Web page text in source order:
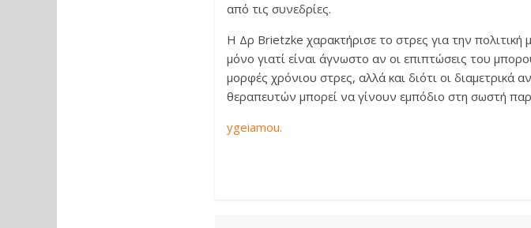
από τις συνεδρίες.
Η Δρ Brietzke χαρακτήρισε το στρες για την πολιτική
μόνο γιατί είναι άγνωστο αν οι επιπτώσεις του
μορφές χρόνιου στρες, αλλά και διότι οι διαμετρικά
θεραπευτών μπορεί να γίνουν εμπόδιο στη σωστή
ygeiamou.